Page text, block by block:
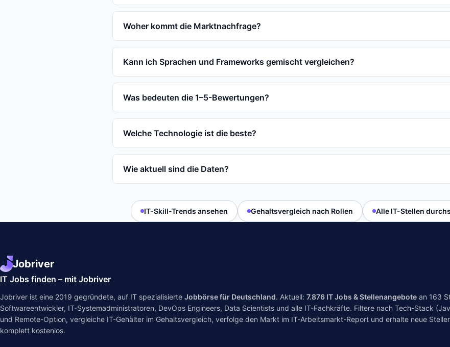
Woher kommt die Marktnachfrage?
Kann ich Sprachen und Frameworks gemischt vergleichen?
Was bedeuten die 1–5-Bewertungen?
Welche Technologie ist die beste?
Wie aktuell sind die Daten?
IT-Skill-Trends ansehen Gehaltsvergleich nach Rollen Alle IT-Stellen
Jobriver
IT Jobs finden – mit Jobriver
Jobriver ist eine 2019 gegründete, auf IT spezialisierte Jobbörse für Deutschland. Aktuell: 7.876 IT Jobs & Stellenangebote an 163
Softwareentwickler, IT-Systemadministratoren, DevOps Engineers, Data Scientists und alle IT-Fachkräfte. Filtere nach Tech-Stack
und Remote-Option, vergleiche IT-Gehälter im Gehaltsvergleich, verfolge den Markt im IT-Arbeitsmarkt-Report und erhalte neue
komplett kostenlos.